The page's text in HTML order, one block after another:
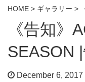
HOME > ギャラリー >
《告知》
SEASON
December 6, 2017